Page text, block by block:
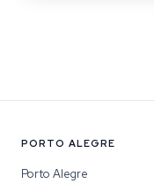
PORTO ALEGRE
Porto Alegre